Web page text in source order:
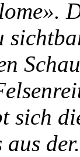
sich
aus